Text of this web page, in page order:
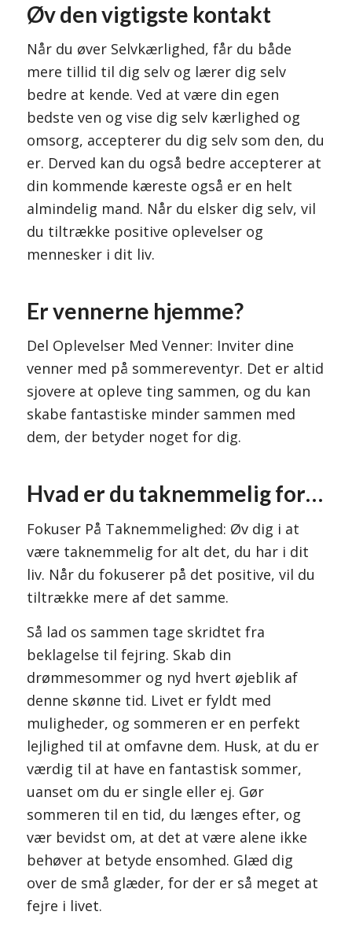
Øv den vigtigste kontakt
Når du øver Selvkærlighed, får du både
mere tillid til dig selv og lærer dig selv
bedre at kende. Ved at være din egen
bedste ven og vise dig selv kærlighed og
omsorg, accepterer du dig selv som den, du
er. Derved kan du også bedre accepterer at
din kommende kæreste også er en helt
almindelig mand. Når du elsker dig selv, vil
du tiltrække positive oplevelser og
mennesker i dit liv.
Er vennerne hjemme?
Del Oplevelser Med Venner: Inviter dine
venner med på sommereventyr. Det er altid
sjovere at opleve ting sammen, og du kan
skabe fantastiske minder sammen med
dem, der betyder noget for dig.
Hvad er du taknemmelig for…
Fokuser På Taknemmelighed: Øv dig i at
være taknemmelig for alt det, du har i dit
liv. Når du fokuserer på det positive, vil du
tiltrække mere af det samme.
Så lad os sammen tage skridtet fra
beklagelse til fejring. Skab din
drømmesommer og nyd hvert øjeblik af
denne skønne tid. Livet er fyldt med
muligheder, og sommeren er en perfekt
lejlighed til at omfavne dem. Husk, at du er
værdig til at have en fantastisk sommer,
uanset om du er single eller ej. Gør
sommeren til en tid, du længes efter, og
vær bevidst om, at det at være alene ikke
behøver at betyde ensomhed. Glæd dig
over de små glæder, for der er så meget at
fejre i livet.